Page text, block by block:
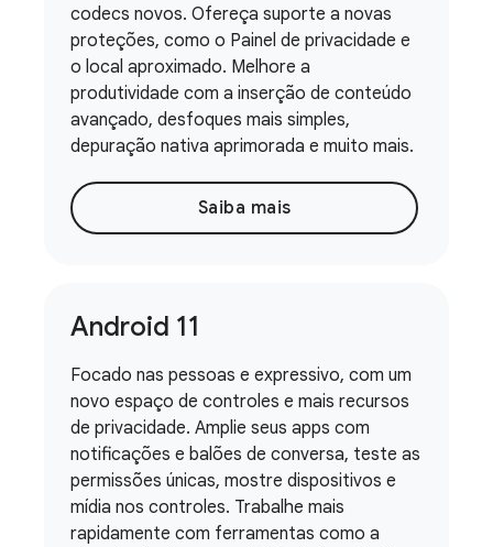
codecs novos. Ofereça suporte a novas
proteções, como o Painel de privacidade e
o local aproximado. Melhore a
produtividade com a inserção de conteúdo
avançado, desfoques mais simples,
depuração nativa aprimorada e muito mais.
Saiba mais
Android 11
Focado nas pessoas e expressivo, com um
novo espaço de controles e mais recursos
de privacidade. Amplie seus apps com
notificações e balões de conversa, teste as
permissões únicas, mostre dispositivos e
mídia nos controles. Trabalhe mais
rapidamente com ferramentas como a